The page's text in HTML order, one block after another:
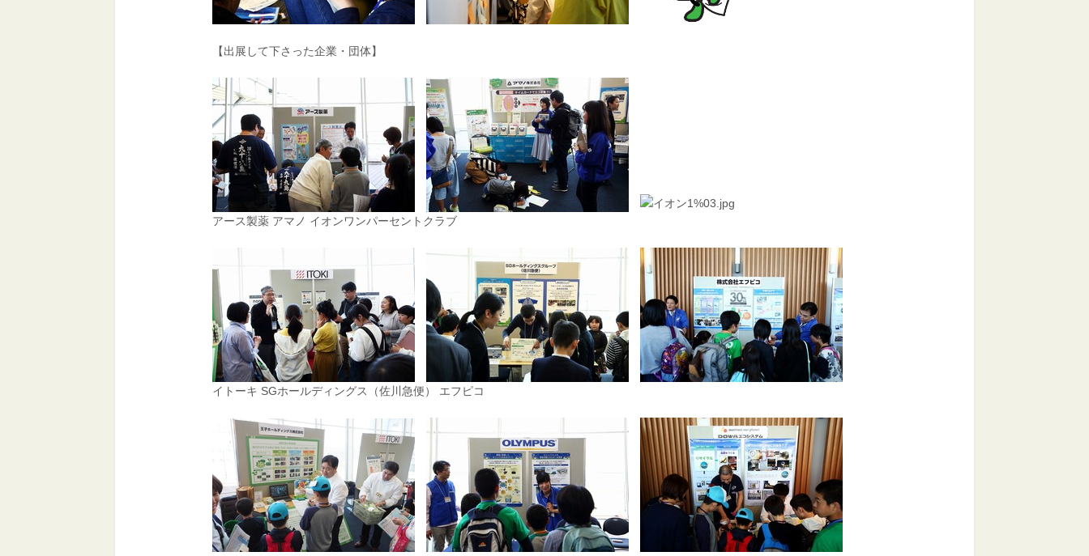
【出展して下さった企業・団体】
アース製薬 アマノ イオンワンパーセントクラブ
イトーキ SGホールディングス（佐川急便） エフピコ